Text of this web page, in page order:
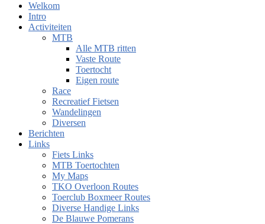
Welkom
Intro
Activiteiten
MTB
Alle MTB ritten
Vaste Route
Toertocht
Eigen route
Race
Recreatief Fietsen
Wandelingen
Diversen
Berichten
Links
Fiets Links
MTB Toertochten
My Maps
TKO Overloon Routes
Toerclub Boxmeer Routes
Diverse Handige Links
De Blauwe Pomerans